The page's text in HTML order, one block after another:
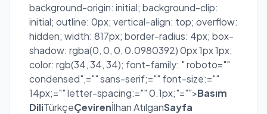
background-origin: initial; background-clip:
initial; outline: 0px; vertical-align: top; overflow:
hidden; width: 817px; border-radius: 4px; box-
shadow: rgba(0, 0, 0, 0.0980392) 0px 1px 1px;
color: rgb(34, 34, 34); font-family: " roboto=""
condensed",="" sans-serif;="" font-size:=""
14px;="" letter-spacing:="" 0.1px;"="">Basım
DiliTürkçeÇevirenİlhan AtılganSayfa